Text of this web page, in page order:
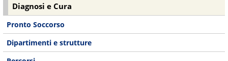
Diagnosi e Cura
Pronto Soccorso
Dipartimenti e strutture